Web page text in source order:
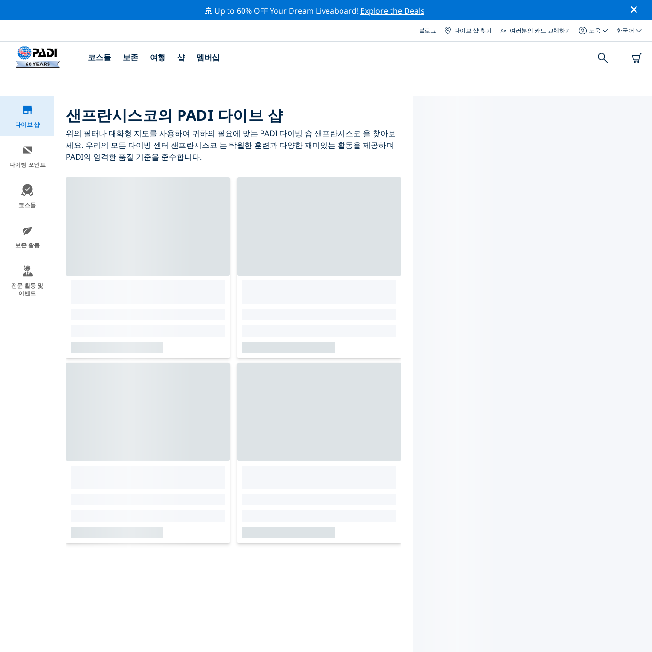
🚢 Up to 60% OFF Your Dream Liveaboard! Explore the Deals
블로그 다이브 샵 찾기 여러분의 카드 교체하기 도움 한국어
코스들 보존 여행 샵 멤버십
다이브 샵
다이빙 포인트
코스들
보존 활동
전문 활동 및
이벤트
샌프란시스코의 PADI 다이브 샵
위의 필터나 대화형 지도를 사용하여 귀하의 필요에 맞는 PADI 다이빙 숍 샌프란시스코 을 찾아보
세요. 우리의 모든 다이빙 센터 샌프란시스코 는 탁월한 훈련과 다양한 재미있는 활동을 제공하며
PADI의 엄격한 품질 기준을 준수합니다.